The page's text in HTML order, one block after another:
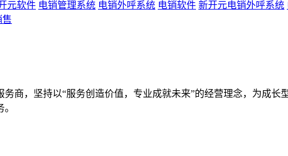
元软件 电销管理系统 电销外呼系统 电销软件 新开元电销外呼系统
售
商，坚持以“服务创造价值，专业成就未来”的经营理念，为成